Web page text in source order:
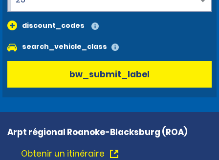
discount_codes
search_vehicle_class
bw_submit_label
Arpt régional Roanoke-Blacksburg (ROA)
Obtenir un itinéraire